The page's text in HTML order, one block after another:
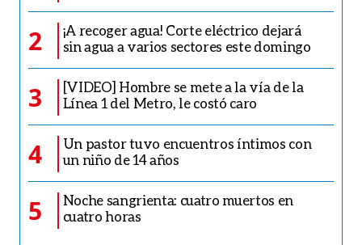
2
¡A recoger agua! Corte eléctrico dejará
sin agua a varios sectores este domingo
3
[VIDEO] Hombre se mete a la vía de la
Línea 1 del Metro, le costó caro
4
Un pastor tuvo encuentros íntimos con
un niño de 14 años
5
Noche sangrienta: cuatro muertos en
cuatro horas